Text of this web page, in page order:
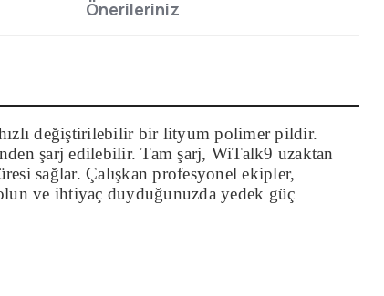
Önerileriniz
değiştirilebilir bir lityum polimer pildir.
şarj edilebilir. Tam şarj, WiTalk9 uzaktan
sağlar. Çalışkan profesyonel ekipler,
ve ihtiyaç duyduğunuzda yedek güç